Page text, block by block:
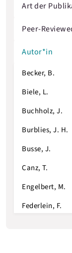
Art der
Peer-
Autor*in
Becker, B.
Biele, L.
Buchholz, J.
Burblies, J. H.
Busse, J.
Canz, T.
Engelbert, M.
Federlein, F.